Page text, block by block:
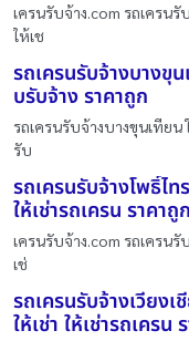
เครนรับจ้าง.com รถเครน
ให้เช
รถเครนรับจ้างบางขุ
บรับจ้าง ราคาถูก
รถเครนรับจ้างบางขุนเทียน
รับ
รถเครนรับจ้างโพธิ์ไท
ให้เช่ารถเครน ราคาถูก
เครนรับจ้าง.com รถเครนรั
เช่
รถเครนรับจ้างเวียง
ให้เช่า ให้เช่ารถเครน